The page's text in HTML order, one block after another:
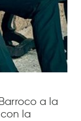
a la
la